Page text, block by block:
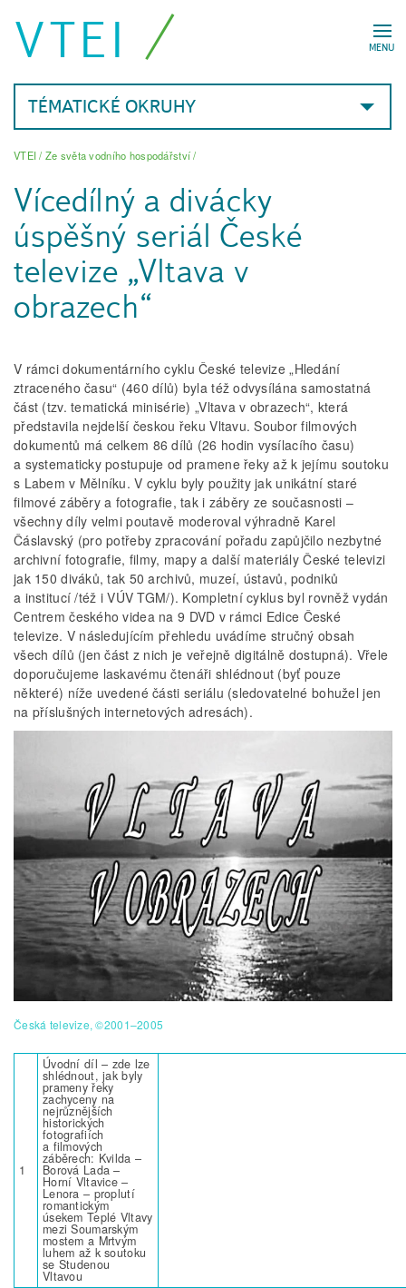
MENU
VTEI
TÉMATICKÉ OKRUHY
VTEI/ Ze světa vodního hospodářství/
Vícedílný a divácky
úspěšný seriál České
televize „Vltava v
obrazech“
V rámci dokumentárního cyklu České televize „Hledání
ztraceného času“ (460 dílů) byla též odvysílána samostatná
část (tzv. tematická minisérie) „Vltava v obrazech“, která
představila nejdelší českou řeku Vltavu. Soubor filmových
dokumentů má celkem 86 dílů (26 hodin vysílacího času)
a systematicky postupuje od pramene řeky až k jejímu soutoku
s Labem v Mělníku. V cyklu byly použity jak unikátní staré
filmové záběry a fotografie, tak i záběry ze současnosti –
všechny díly velmi poutavě moderoval výhradně Karel
Čáslavský (pro potřeby zpracování pořadu zapůjčilo nezbytné
archivní fotografie, filmy, mapy a další materiály České televizi
jak 150 diváků, tak 50 archivů, muzeí, ústavů, podniků
a institucí /též i VÚV TGM/). Kompletní cyklus byl rovněž vydán
Centrem českého videa na 9 DVD v rámci Edice České
televize. V následujícím přehledu uvádíme stručný obsah
všech dílů (jen část z nich je veřejně digitálně dostupná). Vřele
doporučujeme laskavému čtenáři shlédnout (byť pouze
některé) níže uvedené části seriálu (sledovatelné bohužel jen
na příslušných internetových adresách).
Česká televize, ©2001–2005
1
Úvodní díl – zde lze
shlédnout, jak byly
prameny řeky
zachyceny na
nejrůznějších
historických
fotografiích
a filmových
záběrech: Kvilda –
Borová Lada –
Horní Vltavice –
Lenora – proplutí
romantickým
úsekem Teplé Vltavy
mezi Soumarským
mostem a Mrtvým
luhem až k soutoku
se Studenou
Vltavou